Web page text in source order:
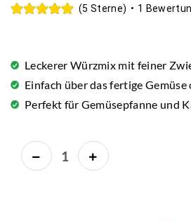
(5 Sterne) • 1
Leckerer Würzmix mit feiner
Einfach über das fertige
Perfekt für Gemüsepfanne und